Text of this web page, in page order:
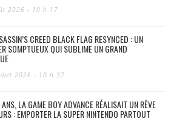
2026 - 10 h 17
CREED BLACK FLAG RESYNCED : UN
SOMPTUEUX QUI SUBLIME UN GRAND
2026 - 10 h 37
LA GAME BOY ADVANCE RÉALISAIT UN RÊVE
: EMPORTER LA SUPER NINTENDO PARTOUT